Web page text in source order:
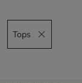
Tops
Remove filter Tops